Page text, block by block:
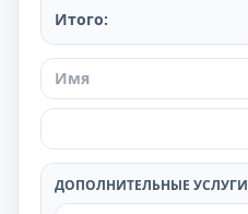
Итого:
ДОПОЛНИТЕЛЬНЫЕ УСЛУГИ